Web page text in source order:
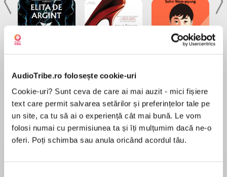
AudioTribe.ro folosește cookie-uri
Cookie-uri? Sunt ceva de care ai mai auzit - mici fișiere
text care permit salvarea setărilor și preferințelor tale pe
un site, ca tu să ai o experiență cât mai bună. Le vom
folosi numai cu permisiunea ta și îți mulțumim dacă ne-o
oferi. Poți schimba sau anula oricând acordul tău.
de...
Dani Francis
la...
Lauren Weisberger
Desprecarte
Plenty of teenagers feel invisible.